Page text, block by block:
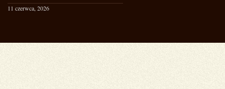
11 czerwca, 2026